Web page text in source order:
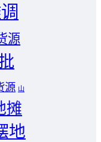
源
源 山
摊
地